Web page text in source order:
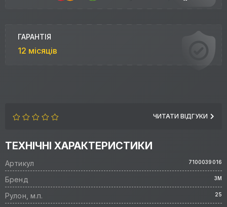
ЧИТАТИ ВІДГУКИ
ТЕХНІЧНІ ХАРАКТЕРИСТИКИ
Артикул 7100039016
Бренд 3M
Рулон, м.п. 25
ГАРАНТІЯ
12 місяців